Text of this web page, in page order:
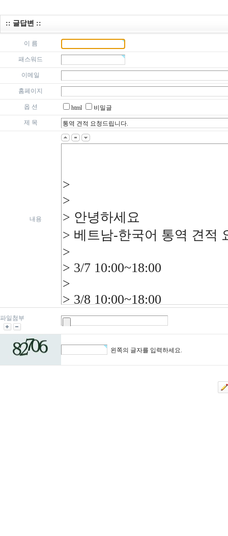
:: 글답변 ::
이 름
패스워드
이메일
홈페이지
옵 션 html 비밀글
제 목
내용
파일첨부
왼쪽의 글자를 입력하세요.